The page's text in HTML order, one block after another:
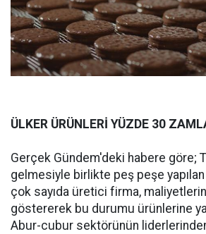
ÜLKER ÜRÜNLERİ YÜZDE 30
Gerçek Gündem'deki habere göre;
gelmesiyle birlikte peş peşe yapılan
çok sayıda üretici firma, maliyetlerin
göstererek bu durumu ürünlerine
Abur-cubur sektörünün